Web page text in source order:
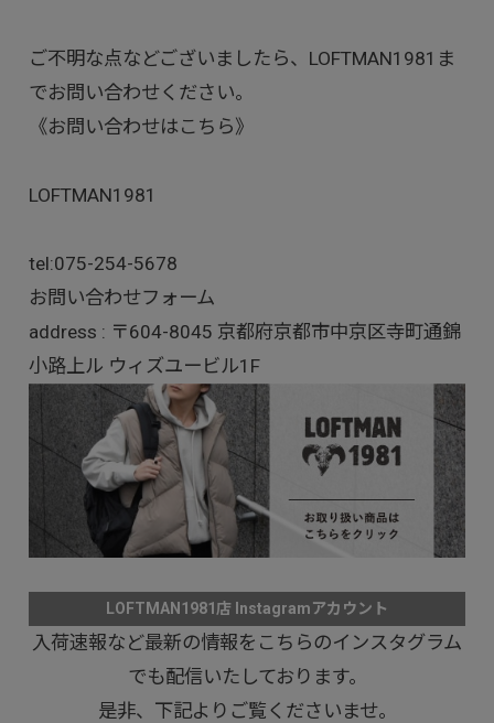
ご不明な点などございましたら、LOFTMAN1981ま
でお問い合わせください。
《お問い合わせはこちら》
LOFTMAN1981
tel:075-254-5678
お問い合わせフォーム
address : 〒604-8045 京都府京都市中京区寺町通錦
小路上ル ウィズユービル1F
LOFTMAN1981店 Instagramアカウント
入荷速報など最新の情報をこちらのインスタグラム
でも配信いたしております。
是非、下記よりご覧くださいませ。